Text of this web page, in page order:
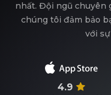
nhất. Đội ngũ chuyên
chúng tôi đảm bảo
với
4.9